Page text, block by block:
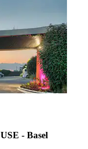
- Basel